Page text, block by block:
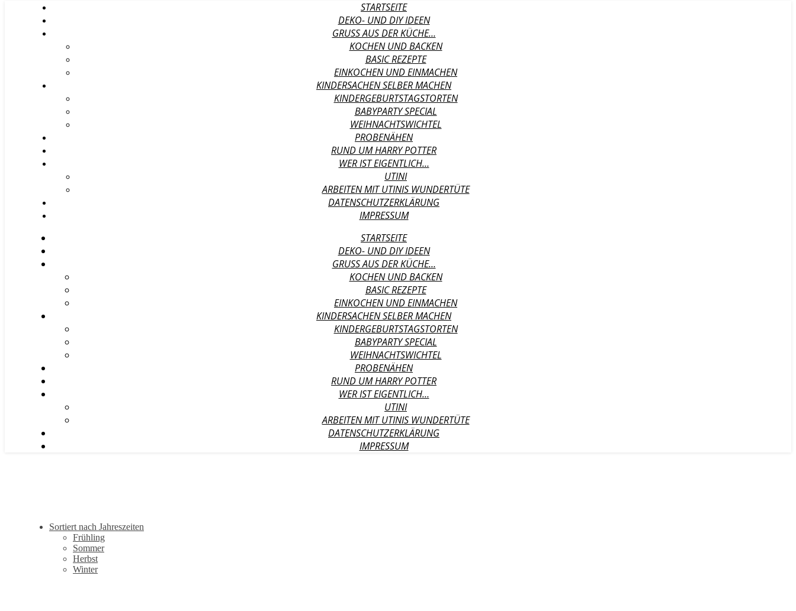
STARTSEITE
DEKO- UND DIY IDEEN
GRUSS AUS DER KÜCHE…
KOCHEN UND BACKEN
BASIC REZEPTE
EINKOCHEN UND EINMACHEN
KINDERSACHEN SELBER MACHEN
KINDERGEBURTSTAGSTORTEN
BABYPARTY SPECIAL
WEIHNACHTSWICHTEL
PROBENÄHEN
RUND UM HARRY POTTER
WER IST EIGENTLICH…
UTINI
ARBEITEN MIT UTINIS WUNDERTÜTE
DATENSCHUTZERKLÄRUNG
IMPRESSUM
STARTSEITE
DEKO- UND DIY IDEEN
GRUSS AUS DER KÜCHE…
KOCHEN UND BACKEN
BASIC REZEPTE
EINKOCHEN UND EINMACHEN
KINDERSACHEN SELBER MACHEN
KINDERGEBURTSTAGSTORTEN
BABYPARTY SPECIAL
WEIHNACHTSWICHTEL
PROBENÄHEN
RUND UM HARRY POTTER
WER IST EIGENTLICH…
UTINI
ARBEITEN MIT UTINIS WUNDERTÜTE
DATENSCHUTZERKLÄRUNG
IMPRESSUM
Sortiert nach Jahreszeiten
Frühling
Sommer
Herbst
Winter